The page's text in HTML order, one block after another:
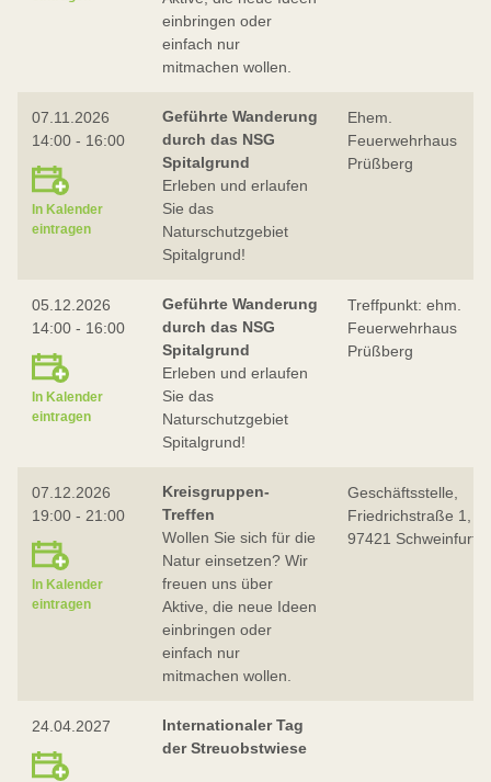
einbringen oder
einfach nur
mitmachen wollen.
07.11.2026
14:00 - 16:00
In Kalender
eintragen
Geführte Wanderung
durch das NSG
Spitalgrund
Erleben und erlaufen
Sie das
Naturschutzgebiet
Spitalgrund!
Ehem.
Feuerwehrhaus
Prüßberg
05.12.2026
14:00 - 16:00
In Kalender
eintragen
Geführte Wanderung
durch das NSG
Spitalgrund
Erleben und erlaufen
Sie das
Naturschutzgebiet
Spitalgrund!
Treffpunkt: ehm.
Feuerwehrhaus
Prüßberg
07.12.2026
19:00 - 21:00
In Kalender
eintragen
Kreisgruppen-
Treffen
Wollen Sie sich für die
Natur einsetzen? Wir
freuen uns über
Aktive, die neue Ideen
einbringen oder
einfach nur
mitmachen wollen.
Geschäftsstelle,
Friedrichstraße 1,
97421 Schweinfurt
24.04.2027
Internationaler Tag
der Streuobstwiese